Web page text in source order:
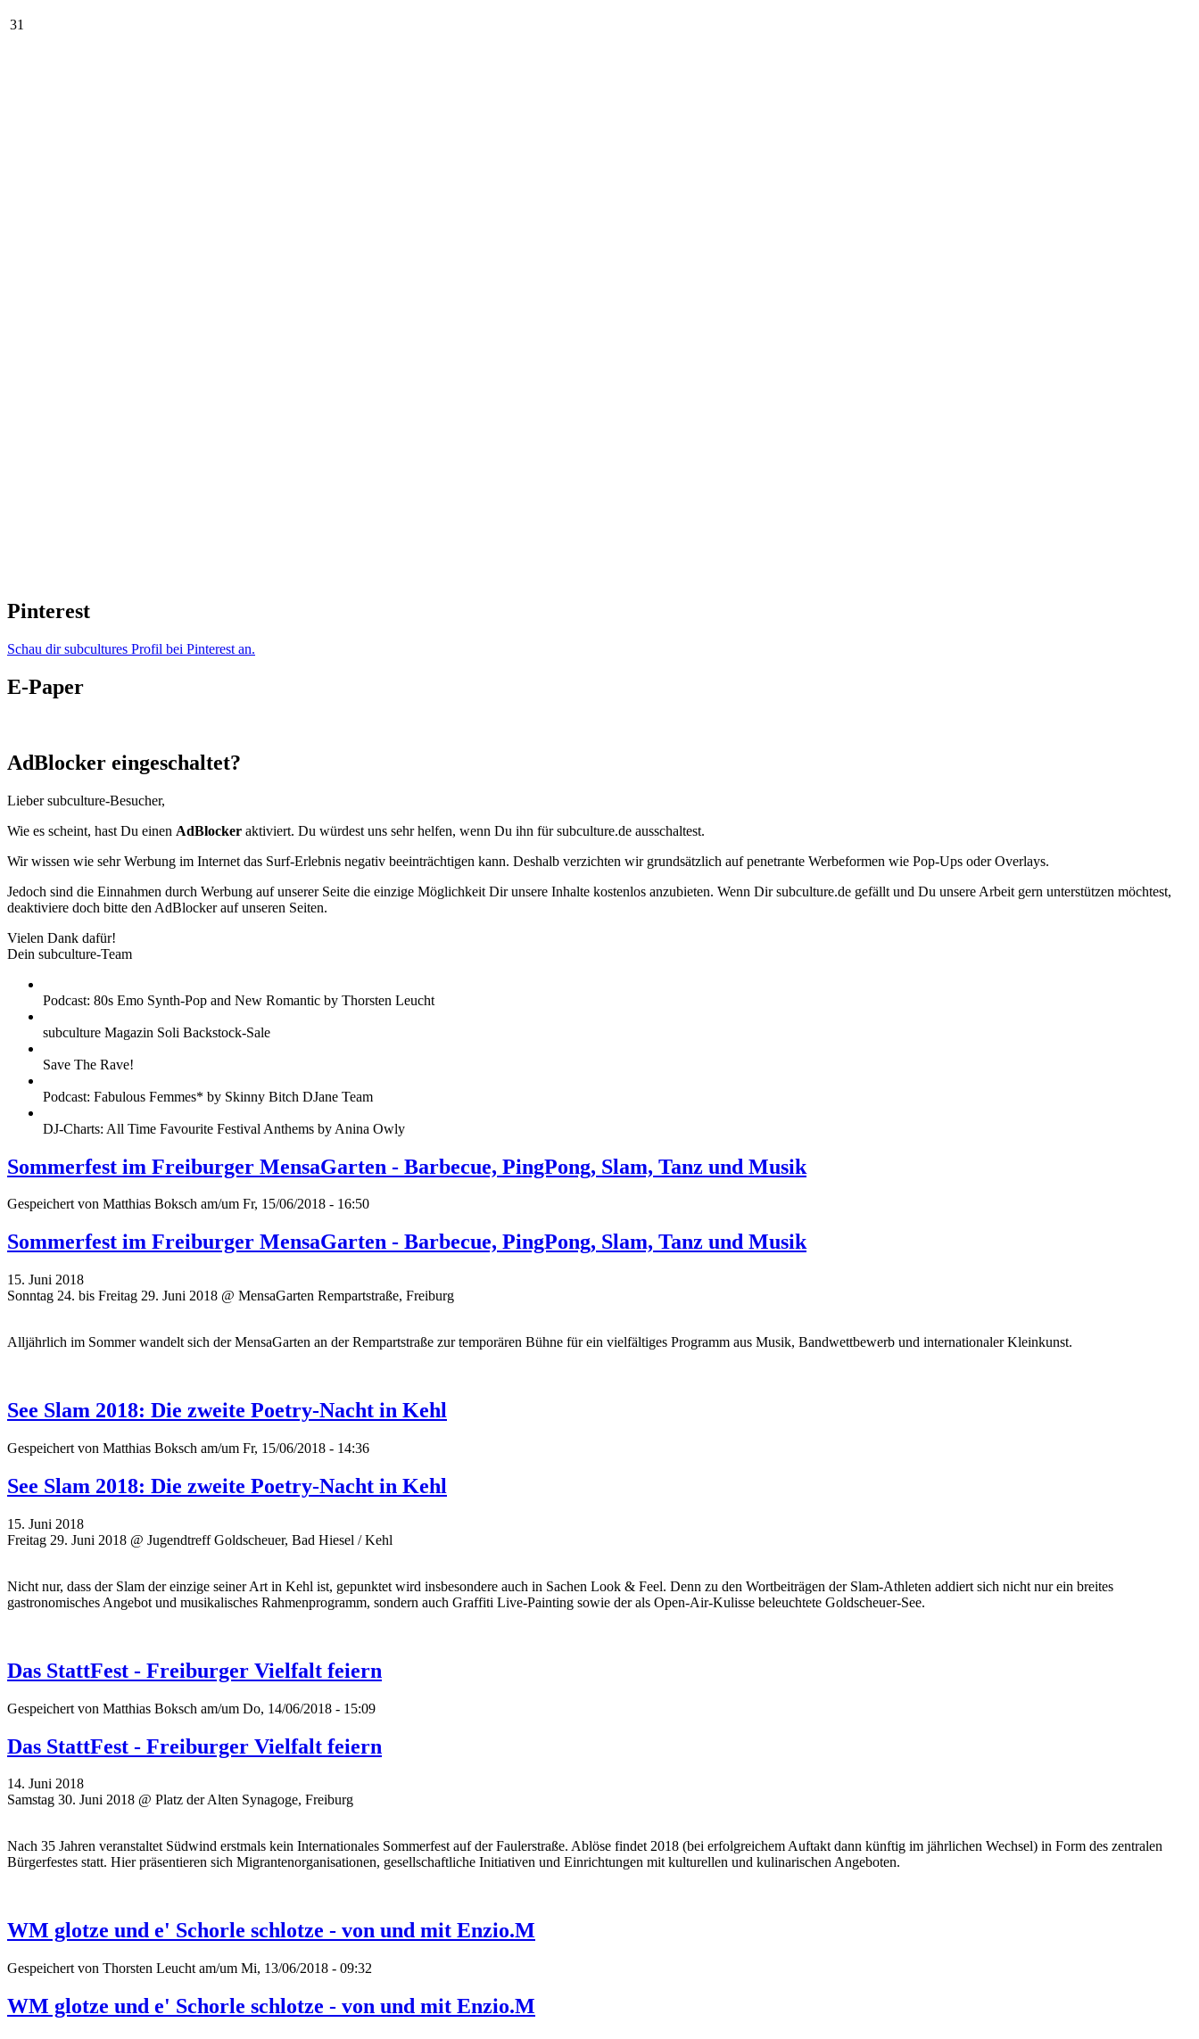
31
Pinterest
Schau dir subcultures Profil bei Pinterest an.
E-Paper
AdBlocker eingeschaltet?
Lieber subculture-Besucher,
Wie es scheint, hast Du einen AdBlocker aktiviert. Du würdest uns sehr helfen, wenn Du ihn für subculture.de ausschaltest.
Wir wissen wie sehr Werbung im Internet das Surf-Erlebnis negativ beeinträchtigen kann. Deshalb verzichten wir grundsätzlich auf penetrante Werbeformen wie Pop-Ups oder Overlays.
Jedoch sind die Einnahmen durch Werbung auf unserer Seite die einzige Möglichkeit Dir unsere Inhalte kostenlos anzubieten. Wenn Dir subculture.de gefällt und Du unsere Arbeit gern unterstützen möchtest,
deaktiviere doch bitte den AdBlocker auf unseren Seiten.
Vielen Dank dafür!
Dein subculture-Team
Podcast: 80s Emo Synth-Pop and New Romantic by Thorsten Leucht
subculture Magazin Soli Backstock-Sale
Save The Rave!
Podcast: Fabulous Femmes* by Skinny Bitch DJane Team
DJ-Charts: All Time Favourite Festival Anthems by Anina Owly
Sommerfest im Freiburger MensaGarten - Barbecue, PingPong, Slam, Tanz und Musik
Gespeichert von Matthias Boksch am/um Fr, 15/06/2018 - 16:50
Sommerfest im Freiburger MensaGarten - Barbecue, PingPong, Slam, Tanz und Musik
15. Juni 2018
Sonntag 24. bis Freitag 29. Juni 2018 @ MensaGarten Rempartstraße, Freiburg
Alljährlich im Sommer wandelt sich der MensaGarten an der Rempartstraße zur temporären Bühne für ein vielfältiges Programm aus Musik, Bandwettbewerb und internationaler Kleinkunst.
See Slam 2018: Die zweite Poetry-Nacht in Kehl
Gespeichert von Matthias Boksch am/um Fr, 15/06/2018 - 14:36
See Slam 2018: Die zweite Poetry-Nacht in Kehl
15. Juni 2018
Freitag 29. Juni 2018 @ Jugendtreff Goldscheuer, Bad Hiesel / Kehl
Nicht nur, dass der Slam der einzige seiner Art in Kehl ist, gepunktet wird insbesondere auch in Sachen Look & Feel. Denn zu den Wortbeiträgen der Slam-Athleten addiert sich nicht nur ein breites
gastronomisches Angebot und musikalisches Rahmenprogramm, sondern auch Graffiti Live-Painting sowie der als Open-Air-Kulisse beleuchtete Goldscheuer-See.
Das StattFest - Freiburger Vielfalt feiern
Gespeichert von Matthias Boksch am/um Do, 14/06/2018 - 15:09
Das StattFest - Freiburger Vielfalt feiern
14. Juni 2018
Samstag 30. Juni 2018 @ Platz der Alten Synagoge, Freiburg
Nach 35 Jahren veranstaltet Südwind erstmals kein Internationales Sommerfest auf der Faulerstraße. Ablöse findet 2018 (bei erfolgreichem Auftakt dann künftig im jährlichen Wechsel) in Form des zentralen
Bürgerfestes statt. Hier präsentieren sich Migrantenorganisationen, gesellschaftliche Initiativen und Einrichtungen mit kulturellen und kulinarischen Angeboten.
WM glotze und e' Schorle schlotze - von und mit Enzio.M
Gespeichert von Thorsten Leucht am/um Mi, 13/06/2018 - 09:32
WM glotze und e' Schorle schlotze - von und mit Enzio.M